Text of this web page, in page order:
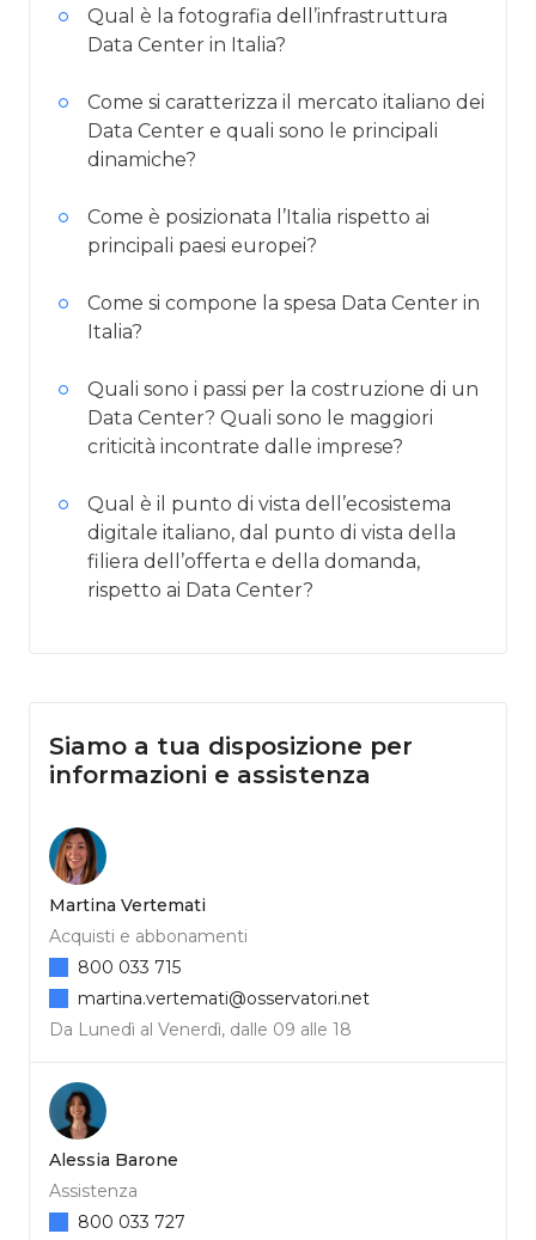
Qual è la fotografia dell’infrastruttura
Data Center in Italia?
Come si caratterizza il mercato italiano dei
Data Center e quali sono le principali
dinamiche?
Come è posizionata l’Italia rispetto ai
principali paesi europei?
Come si compone la spesa Data Center in
Italia?
Quali sono i passi per la costruzione di un
Data Center? Quali sono le maggiori
criticità incontrate dalle imprese?
Qual è il punto di vista dell’ecosistema
digitale italiano, dal punto di vista della
filiera dell’offerta e della domanda,
rispetto ai Data Center?
Siamo a tua disposizione per
informazioni e assistenza
Martina Vertemati
Acquisti e abbonamenti
Da Lunedì al Venerdì, dalle 09 alle 18
800 033 715
martina.vertemati@osservatori.net
Alessia Barone
Assistenza
800 033 727